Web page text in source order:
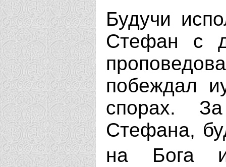
Будучи
Стефан с
побеждал
спорах.
Стефана,
на